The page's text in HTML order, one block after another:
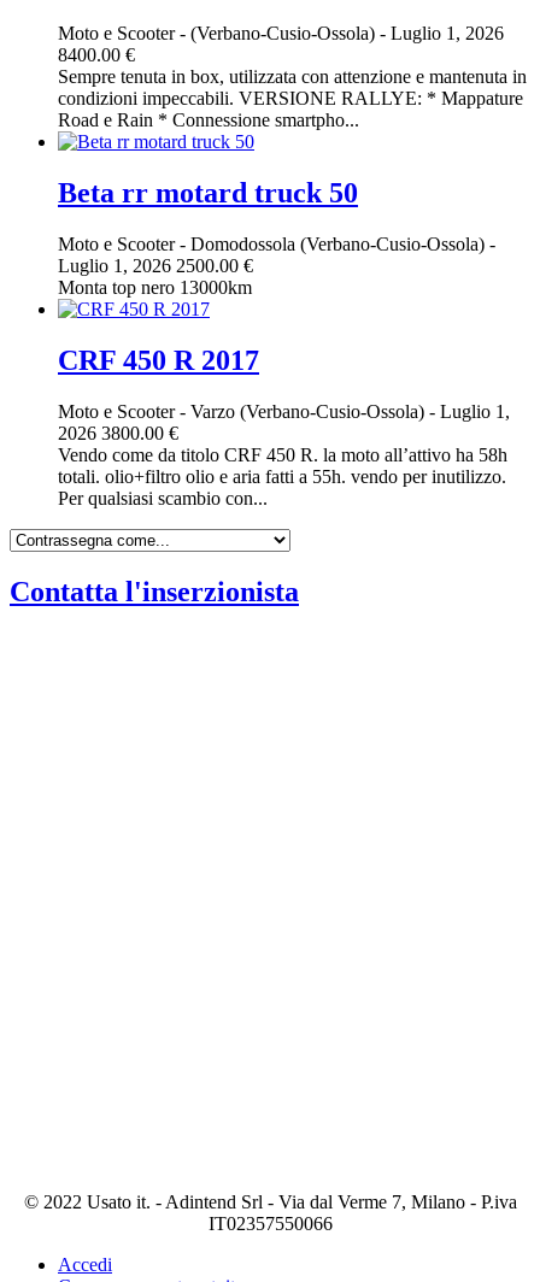
Moto e Scooter- (Verbano-Cusio-Ossola) - Luglio 1, 2026
8400.00 €
Sempre tenuta in box, utilizzata con attenzione e mantenuta in
condizioni impeccabili. VERSIONE RALLYE: * Mappature
Road e Rain * Connessione smartpho...
Beta rr motard truck 50
Moto e Scooter- Domodossola (Verbano-Cusio-Ossola) -
Luglio 1, 2026 2500.00 €
Monta top nero 13000km
CRF 450 R 2017
Moto e Scooter- Varzo (Verbano-Cusio-Ossola) - Luglio 1,
2026 3800.00 €
Vendo come da titolo CRF 450 R. la moto all’attivo ha 58h
totali. olio+filtro olio e aria fatti a 55h. vendo per inutilizzo.
Per qualsiasi scambio con...
Contatta l'inserzionista
© 2022 Usato it. - Adintend Srl - Via dal Verme 7, Milano - P.iva
IT02357550066
Accedi